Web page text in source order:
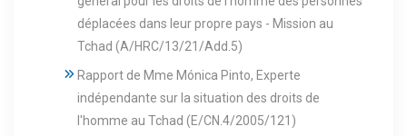
déplacées dans leur propre pays - Mission au
Tchad (A/HRC/13/21/Add.5)
Rapport de Mme Mónica Pinto, Experte
indépendante sur la situation des droits de
l'homme au Tchad (E/CN.4/2005/121)